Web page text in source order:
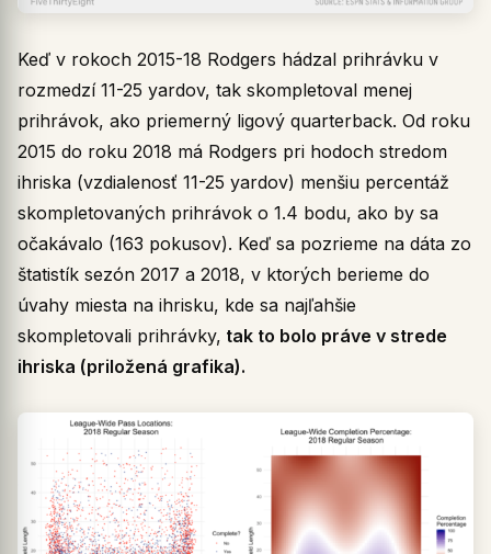
Keď v rokoch 2015-18 Rodgers hádzal prihrávku v
rozmedzí 11-25 yardov, tak skompletoval menej
prihrávok, ako priemerný ligový quarterback. Od roku
2015 do roku 2018 má Rodgers pri hodoch stredom
ihriska (vzdialenosť 11-25 yardov) menšiu percentáž
skompletovaných prihrávok o 1.4 bodu, ako by sa
očakávalo (163 pokusov). Keď sa pozrieme na dáta zo
štatistík sezón 2017 a 2018, v ktorých berieme do
úvahy miesta na ihrisku, kde sa najľahšie
skompletovali prihrávky, tak to bolo práve v strede
ihriska (priložená grafika).